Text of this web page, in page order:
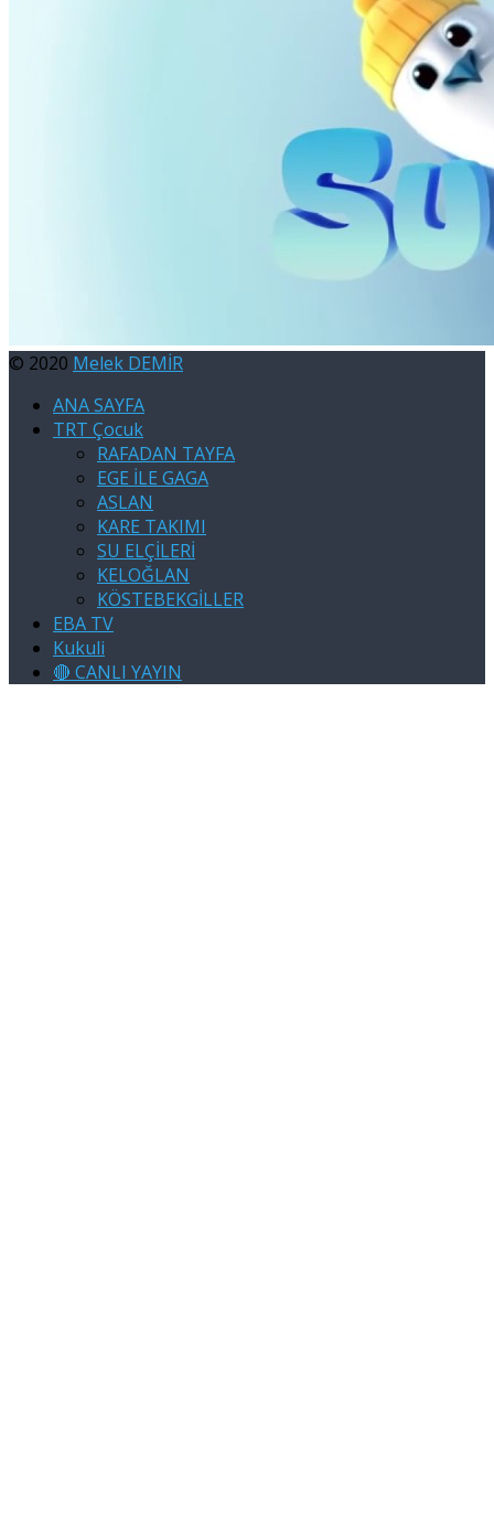
© 2020 Melek DEMİR
ANA SAYFA
TRT Çocuk
RAFADAN TAYFA
EGE İLE GAGA
ASLAN
KARE TAKIMI
SU ELÇİLERİ
KELOĞLAN
KÖSTEBEKGİLLER
EBA TV
Kukuli
🔴 CANLI YAYIN